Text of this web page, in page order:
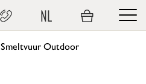
NL
Smeltvuur Outdoor